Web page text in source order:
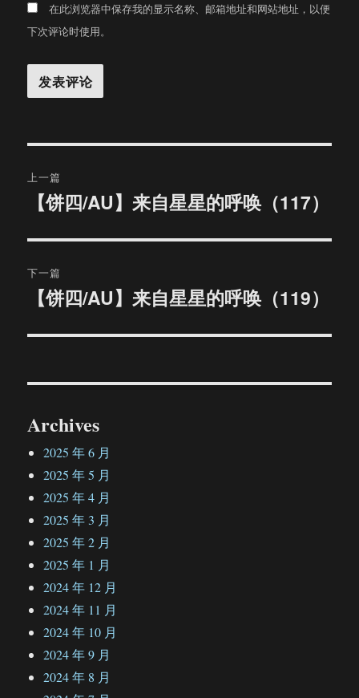
在此浏览器中保存我的显示名称、邮箱地址和网站地址，以便
下次评论时使用。
章
航
上一篇
文
章：
【饼四/AU】来自星星的呼唤（117）
下一篇
文
【饼四/AU】来自星星的呼唤（119）
Archives
2025 年 6 月
2025 年 5 月
2025 年 4 月
2025 年 3 月
2025 年 2 月
2025 年 1 月
2024 年 12 月
2024 年 11 月
2024 年 10 月
2024 年 9 月
2024 年 8 月